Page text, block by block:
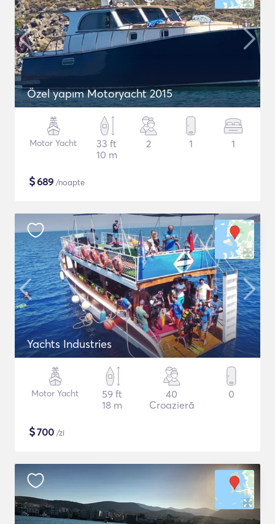
Özel yapım Motoryacht 2015
Motor Yacht
33 ft
10 m
2 1 1
$689 /noapte
Yachts Industries
Motor Yacht
59 ft
18 m
40
Croazieră
0
$700 /zi